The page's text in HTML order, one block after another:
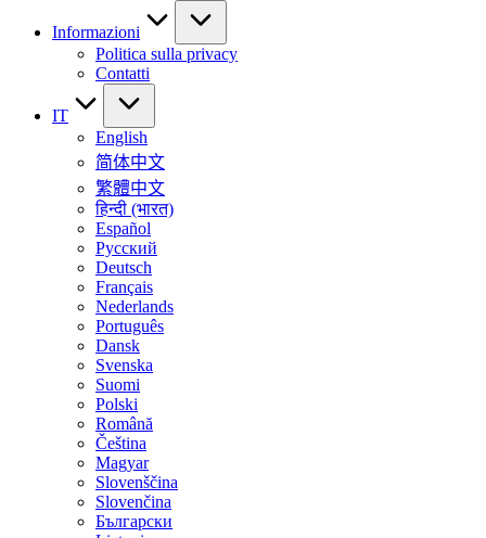
Informazioni
Politica sulla privacy
Contatti
IT
English
简体中文
繁體中文
हिन्दी (भारत)
Español
Русский
Deutsch
Français
Nederlands
Português
Dansk
Svenska
Suomi
Polski
Română
Čeština
Magyar
Slovenščina
Slovenčina
Български